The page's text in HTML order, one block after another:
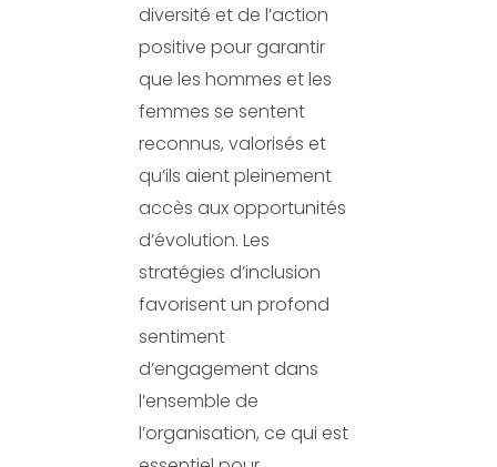
diversité et de l’action
positive pour garantir
que les hommes et les
femmes se sentent
reconnus, valorisés et
qu’ils aient pleinement
accès aux opportunités
d’évolution. Les
stratégies d’inclusion
favorisent un profond
sentiment
d’engagement dans
l’ensemble de
l’organisation, ce qui est